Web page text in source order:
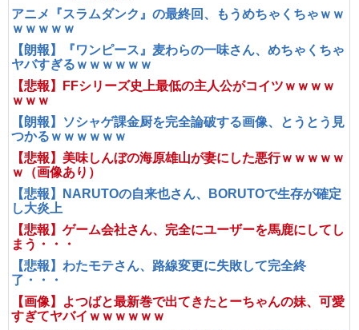
アニメ『スラムダンク』の最終回、もうめちゃくちゃｗｗ
ｗｗｗｗｗ
【朗報】『ワンピース』麦わらの一味さん、めちゃくちゃ
ヤバすぎるｗｗｗｗｗｗ
【悲報】FFシリーズ史上最低の主人公がコイツｗｗｗｗ
ｗｗｗ
【朗報】ソシャゲ課金厨を完全論破する画像、とうとう見
つかるｗｗｗｗｗｗ
【悲報】美味しんぼの海原雄山が妻にした悪行ｗｗｗｗｗ
ｗ（画像あり）
【悲報】NARUTOの自来也さん、BORUTOで生存が確定
し大炎上
【悲報】ゲーム会社さん、完全にユーザーを馬鹿にしてし
まう・・・
【悲報】わたモテさん、路線変更に失敗して完全終
了・・・
【画像】よつばと最新巻で出てきたとーちゃんの妹、可愛
すぎてヤバイｗｗｗｗｗｗ